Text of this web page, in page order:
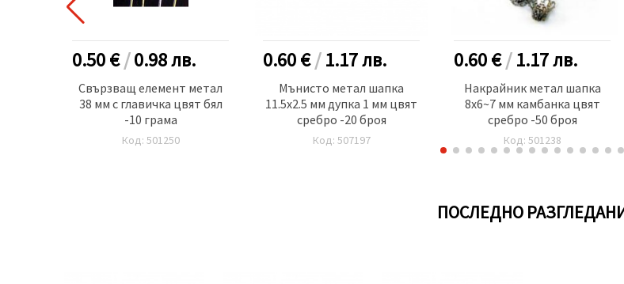
0.50 €/0.98лв.
Свързващ елемент метал
38 мм с главичка цвят бял
-10 грама
Код: 501250
0.60 €/1.17лв.
Мънисто метал шапка
11.5x2.5 мм дупка 1 мм цвят
сребро -20 броя
Код: 507197
0.60 €/1.17лв.
Накрайник метал шапка
8x6~7 мм камбанка цвят
сребро -50 броя
Код: 501238
ПОСЛЕДНО